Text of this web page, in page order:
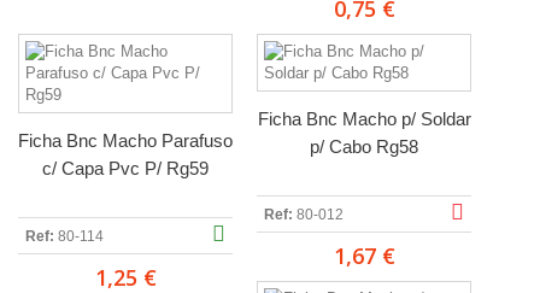
0,75 €
Ficha Bnc Macho Parafuso
c/ Capa Pvc P/ Rg59
Ref: 80-114
1,25 €
Ficha Bnc Macho p/ Soldar
p/ Cabo Rg58
Ref: 80-012
1,67 €